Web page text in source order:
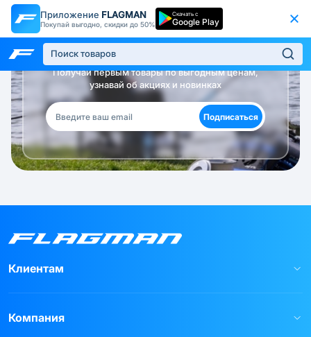
Приложение FLAGMAN
Покупай выгодно, скидки до 50%
Скачать с
Google Play
Будь в курсе!
Получай первым товары по выгодным ценам,
узнавай об акциях и новинках
Подписаться
Клиентам
Компания